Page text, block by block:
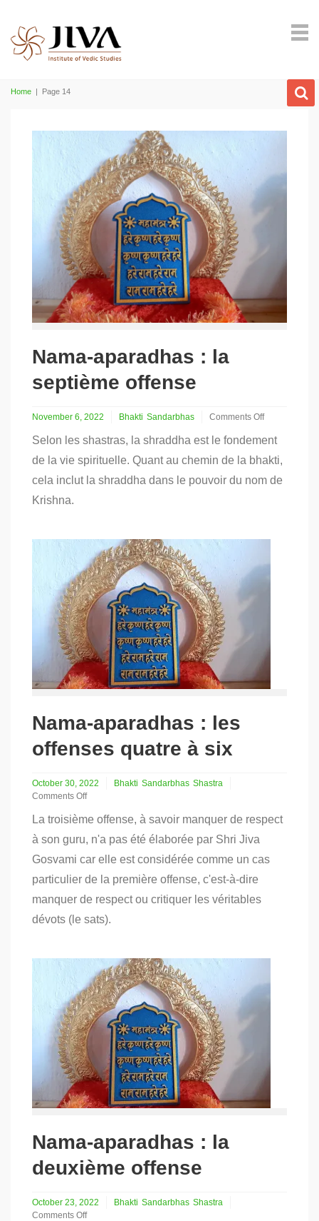
Home | Page 14
Nama-aparadhas : la
septième offense
November 6, 2022 Bhakti Sandarbhas
Comments Off
Nama-
aparadhas
:
la
Selon les shastras, la shraddha est le fondement
de la vie spirituelle. Quant au chemin de la bhakti,
cela inclut la shraddha dans le pouvoir du nom de
Krishna.
Nama-aparadhas : les
offenses quatre à six
October 30, 2022 Bhakti Sandarbhas Shastra
Comments Off
Nama-
aparadhas
:
les
quatre
à
La troisième offense, à savoir manquer de respect
à son guru, n'a pas été élaborée par Shri Jiva
Gosvami car elle est considérée comme un cas
particulier de la première offense, c'est-à-dire
manquer de respect ou critiquer les véritables
dévots (le sats).
Nama-aparadhas : la
deuxième offense
October 23, 2022 Bhakti Sandarbhas Shastra
Comments Off